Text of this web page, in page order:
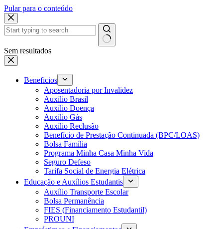
Pular para o conteúdo
Sem resultados
Beneficios
Aposentadoria por Invalidez
Auxílio Brasil
Auxílio Doença
Auxílio Gás
Auxílio Reclusão
Benefício de Prestação Continuada (BPC/LOAS)
Bolsa Família
Programa Minha Casa Minha Vida
Seguro Defeso
Tarifa Social de Energia Elétrica
Educação e Auxílios Estudantis
Auxílio Transporte Escolar
Bolsa Permanência
FIES (Financiamento Estudantil)
PROUNI